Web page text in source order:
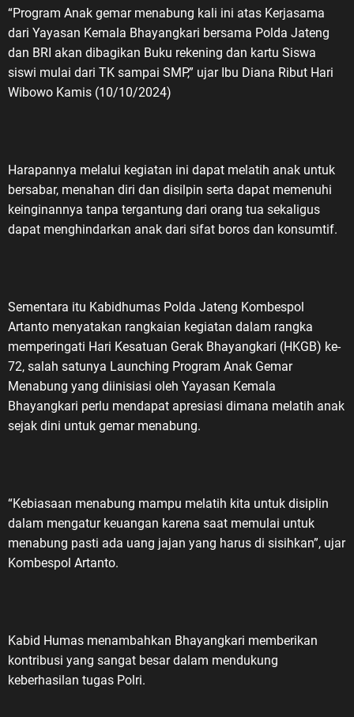
“Program Anak gemar menabung kali ini atas Kerjasama
dari Yayasan Kemala Bhayangkari bersama Polda Jateng
dan BRI akan dibagikan Buku rekening dan kartu Siswa
siswi mulai dari TK sampai SMP,” ujar Ibu Diana Ribut Hari
Wibowo Kamis (10/10/2024)
Harapannya melalui kegiatan ini dapat melatih anak untuk
bersabar, menahan diri dan disilpin serta dapat memenuhi
keinginannya tanpa tergantung dari orang tua sekaligus
dapat menghindarkan anak dari sifat boros dan konsumtif.
Sementara itu Kabidhumas Polda Jateng Kombespol
Artanto menyatakan rangkaian kegiatan dalam rangka
memperingati Hari Kesatuan Gerak Bhayangkari (HKGB) ke-
72, salah satunya Launching Program Anak Gemar
Menabung yang diinisiasi oleh Yayasan Kemala
Bhayangkari perlu mendapat apresiasi dimana melatih anak
sejak dini untuk gemar menabung.
“Kebiasaan menabung mampu melatih kita untuk disiplin
dalam mengatur keuangan karena saat memulai untuk
menabung pasti ada uang jajan yang harus di sisihkan”, ujar
Kombespol Artanto.
Kabid Humas menambahkan Bhayangkari memberikan
kontribusi yang sangat besar dalam mendukung
keberhasilan tugas Polri.